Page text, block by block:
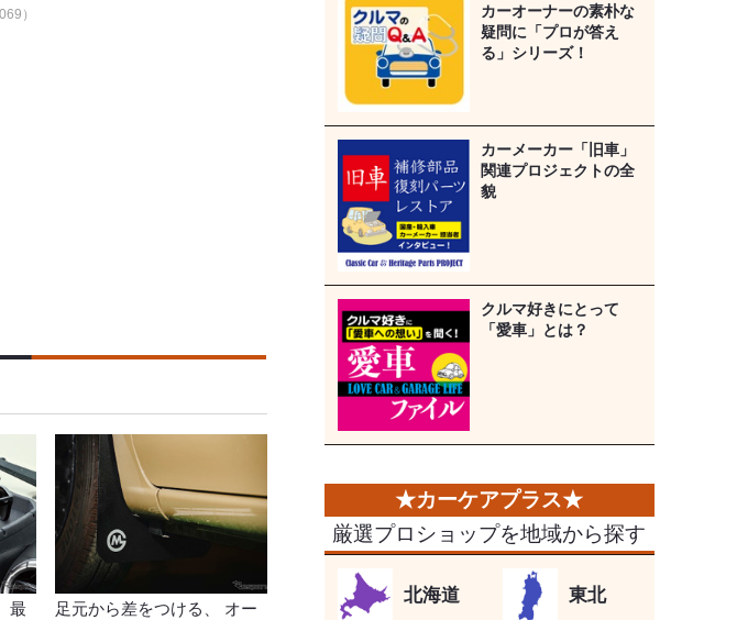
）
最
足元から差をつける、 オー
カーオーナーの素朴な
疑問に「プロが答え
る」シリーズ！
カーメーカー「旧車」
関連プロジェクトの全
貌
クルマ好きにとって
「愛車」とは？
厳選プロショップを地域から探す
北海道 東北